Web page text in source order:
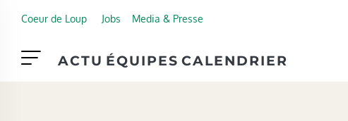
Coeur de Loup Jobs Media & Presse
ACTU ÉQUIPES CALENDRIER